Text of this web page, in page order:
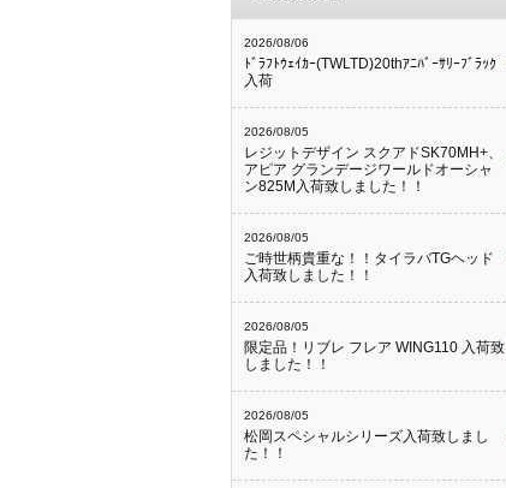
2026/08/06
ﾄﾞﾗﾌﾄｳｪｲｶｰ(TWLTD)20thｱﾆﾊﾞｰｻﾘｰﾌﾞﾗｯｸ
入荷
2026/08/05
レジットデザイン スクアドSK70MH+、
アピア グランデージワールドオーシャ
ン825M入荷致しました！！
2026/08/05
ご時世柄貴重な！！タイラバTGヘッド
入荷致しました！！
2026/08/05
限定品！リブレ フレア WING110 入荷致
しました！！
2026/08/05
松岡スペシャルシリーズ入荷致しまし
た！！